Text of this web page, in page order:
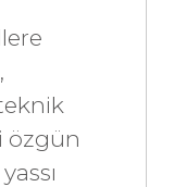
özgün